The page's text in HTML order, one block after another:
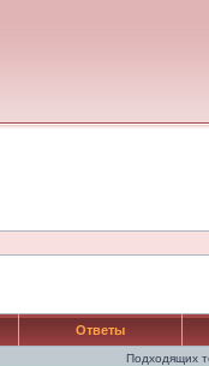
Ответы
Подходящих